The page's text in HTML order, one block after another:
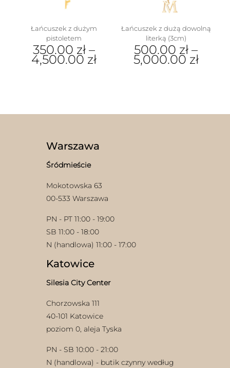
stronie
Łańcuszek z dużym
pistoletem
350.00 zł –
4,500.00 zł
na
stronie
produktu
Łańcuszek z dużą dowolną
literką (3cm)
500.00 zł –
5,000.00 zł
Warszawa
Śródmieście
Mokotowska 63
00-533 Warszawa
PN - PT 11:00 - 19:00
SB 11:00 - 18:00
N (handlowa) 11:00 - 17:00
Katowice
Silesia City Center
Chorzowska 111
40-101 Katowice
poziom 0, aleja Tyska
PN - SB 10:00 - 21:00
N (handlowa) - butik czynny według